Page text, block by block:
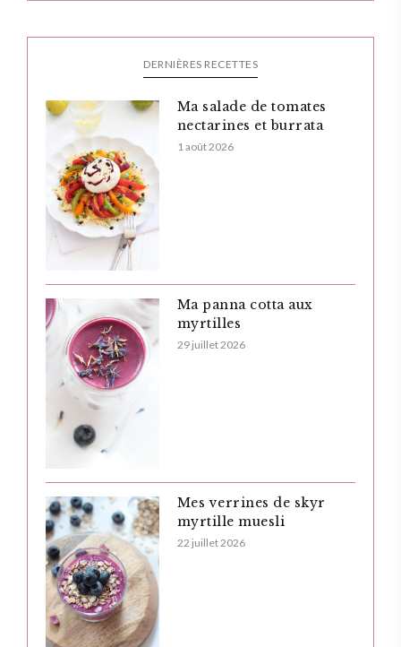
DERNIÈRES RECETTES
Ma salade de tomates
nectarines et burrata
1 août 2026
Ma panna cotta aux
myrtilles
29 juillet 2026
Mes verrines de skyr
myrtille muesli
22 juillet 2026